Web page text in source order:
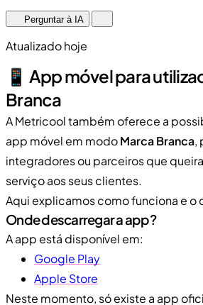
Perguntar à IA
Atualizado hoje
📱 App móvel para
Branca
A Metricool também oferece a
app móvel em modoMarca Branca,
integradores ou parceiros que
serviço aos seus clientes.
Aqui explicamos como funciona e o
Onde descarregar a app?
A app está disponível em:
Google Play
Apple Store
Neste momento, só existe a app